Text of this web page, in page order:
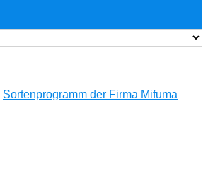
Sortenprogramm der Firma Mifuma